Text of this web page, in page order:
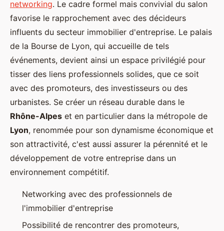
networking. Le cadre formel mais convivial du salon
favorise le rapprochement avec des décideurs
influents du secteur immobilier d'entreprise. Le palais
de la Bourse de Lyon, qui accueille de tels
événements, devient ainsi un espace privilégié pour
tisser des liens professionnels solides, que ce soit
avec des promoteurs, des investisseurs ou des
urbanistes. Se créer un réseau durable dans le
Rhône-Alpes et en particulier dans la métropole de
Lyon, renommée pour son dynamisme économique et
son attractivité, c'est aussi assurer la pérennité et le
développement de votre entreprise dans un
environnement compétitif.
Networking avec des professionnels de
l'immobilier d'entreprise
Possibilité de rencontrer des promoteurs,